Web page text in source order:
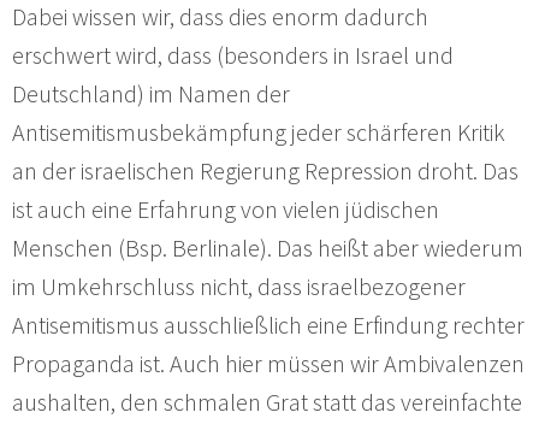
Dabei wissen wir, dass dies enorm dadurch
erschwert wird, dass (besonders in Israel und
Deutschland) im Namen der
Antisemitismusbekämpfung jeder schärferen Kritik
an der israelischen Regierung Repression droht. Das
ist auch eine Erfahrung von vielen jüdischen
Menschen (Bsp. Berlinale). Das heißt aber wiederum
im Umkehrschluss nicht, dass israelbezogener
Antisemitismus ausschließlich eine Erfindung rechter
Propaganda ist. Auch hier müssen wir Ambivalenzen
aushalten, den schmalen Grat statt das vereinfachte